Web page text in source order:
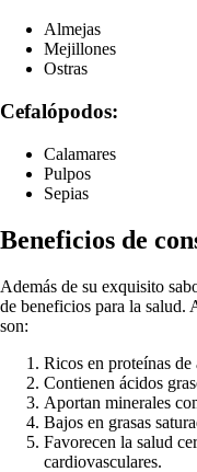
Almejas
Mejillones
Ostras
Cefalópodos:
Calamares
Pulpos
Sepias
Beneficios de
Además de su exquisito
de beneficios para la salud.
son:
Ricos en proteínas de
Contienen ácidos
Aportan minerales
Bajos en grasas
Favorecen la salud
cardiovasculares.